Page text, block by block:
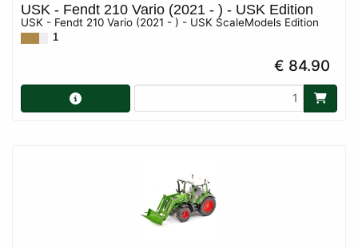
USK - Fendt 210 Vario (2021 - ) - USK Edition
USK - Fendt 210 Vario (2021 - ) - USK ScaleModels Edition
1
€ 84.90